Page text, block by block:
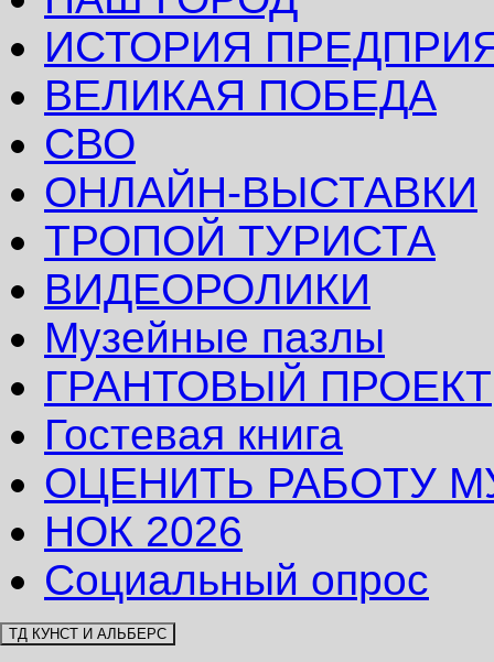
ИСТОРИЯ
ВЕЛИКАЯ ПОБЕДА
СВО
ОНЛАЙН-ВЫСТАВКИ
ТРОПОЙ ТУРИСТА
ВИДЕОРОЛИКИ
Музейные пазлы
ГРАНТОВЫЙ ПРОЕКТ
Гостевая книга
ОЦЕНИТЬ РАБОТУ
НОК 2026
Социальный опрос
ТД КУНСТ И АЛЬБЕРС